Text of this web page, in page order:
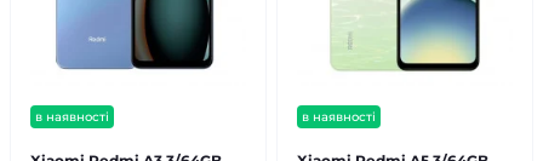
в наявності в наявності